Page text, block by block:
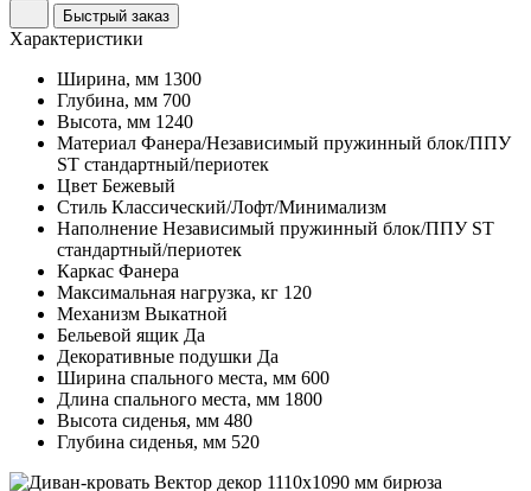
Быстрый заказ
Характеристики
Ширина, мм 1300
Глубина, мм 700
Высота, мм 1240
Материал Фанера/Независимый пружинный блок/ППУ
ST стандартный/периотек
Цвет Бежевый
Стиль Классический/Лофт/Минимализм
Наполнение Независимый пружинный блок/ППУ ST
стандартный/периотек
Каркас Фанера
Максимальная нагрузка, кг 120
Механизм Выкатной
Бельевой ящик Да
Декоративные подушки Да
Ширина спального места, мм 600
Длина спального места, мм 1800
Высота сиденья, мм 480
Глубина сиденья, мм 520